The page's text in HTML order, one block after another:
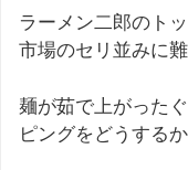
ラーメン二郎のト
市場のセリ並みに
麺が茹で上がった
ピングをどうする